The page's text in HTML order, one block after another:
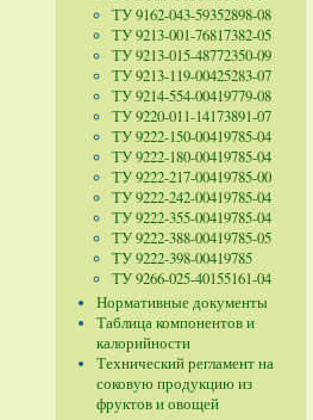
ТУ 9162-043-59352898-08
ТУ 9213-001-76817382-05
ТУ 9213-015-48772350-09
ТУ 9213-119-00425283-07
ТУ 9214-554-00419779-08
ТУ 9220-011-14173891-07
ТУ 9222-150-00419785-04
ТУ 9222-180-00419785-04
ТУ 9222-217-00419785-00
ТУ 9222-242-00419785-04
ТУ 9222-355-00419785-04
ТУ 9222-388-00419785-05
ТУ 9222-398-00419785
ТУ 9266-025-40155161-04
Нормативные документы
Таблица компонентов и
калорийности
Технический регламент на
соковую продукцию из
фруктов и овощей